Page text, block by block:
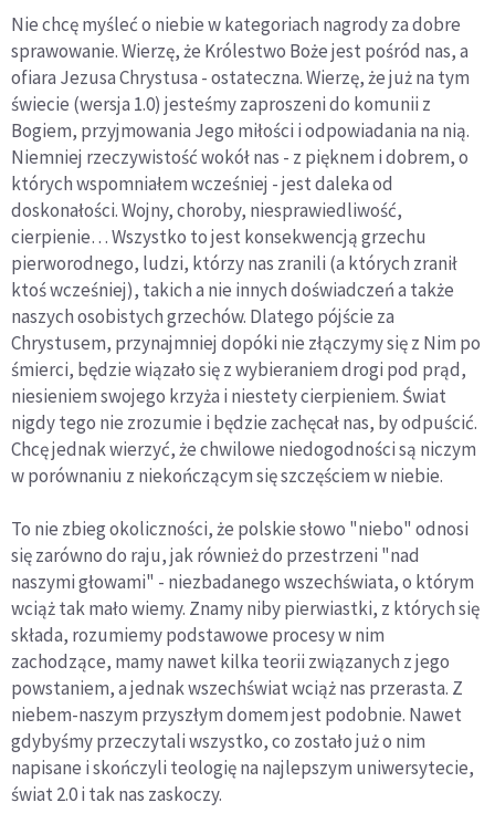
Nie chcę myśleć o niebie w kategoriach nagrody za dobre
sprawowanie. Wierzę, że Królestwo Boże jest pośród nas, a
ofiara Jezusa Chrystusa - ostateczna. Wierzę, że już na tym
świecie (wersja 1.0) jesteśmy zaproszeni do komunii z
Bogiem, przyjmowania Jego miłości i odpowiadania na nią.
Niemniej rzeczywistość wokół nas - z pięknem i dobrem, o
których wspomniałem wcześniej - jest daleka od
doskonałości. Wojny, choroby, niesprawiedliwość,
cierpienie… Wszystko to jest konsekwencją grzechu
pierworodnego, ludzi, którzy nas zranili (a których zranił
ktoś wcześniej), takich a nie innych doświadczeń a także
naszych osobistych grzechów. Dlatego pójście za
Chrystusem, przynajmniej dopóki nie złączymy się z Nim po
śmierci, będzie wiązało się z wybieraniem drogi pod prąd,
niesieniem swojego krzyża i niestety cierpieniem. Świat
nigdy tego nie zrozumie i będzie zachęcał nas, by odpuścić.
Chcę jednak wierzyć, że chwilowe niedogodności są niczym
w porównaniu z niekończącym się szczęściem w niebie.
To nie zbieg okoliczności, że polskie słowo "niebo" odnosi
się zarówno do raju, jak również do przestrzeni "nad
naszymi głowami" - niezbadanego wszechświata, o którym
wciąż tak mało wiemy. Znamy niby pierwiastki, z których się
składa, rozumiemy podstawowe procesy w nim
zachodzące, mamy nawet kilka teorii związanych z jego
powstaniem, a jednak wszechświat wciąż nas przerasta. Z
niebem-naszym przyszłym domem jest podobnie. Nawet
gdybyśmy przeczytali wszystko, co zostało już o nim
napisane i skończyli teologię na najlepszym uniwersytecie,
świat 2.0 i tak nas zaskoczy.